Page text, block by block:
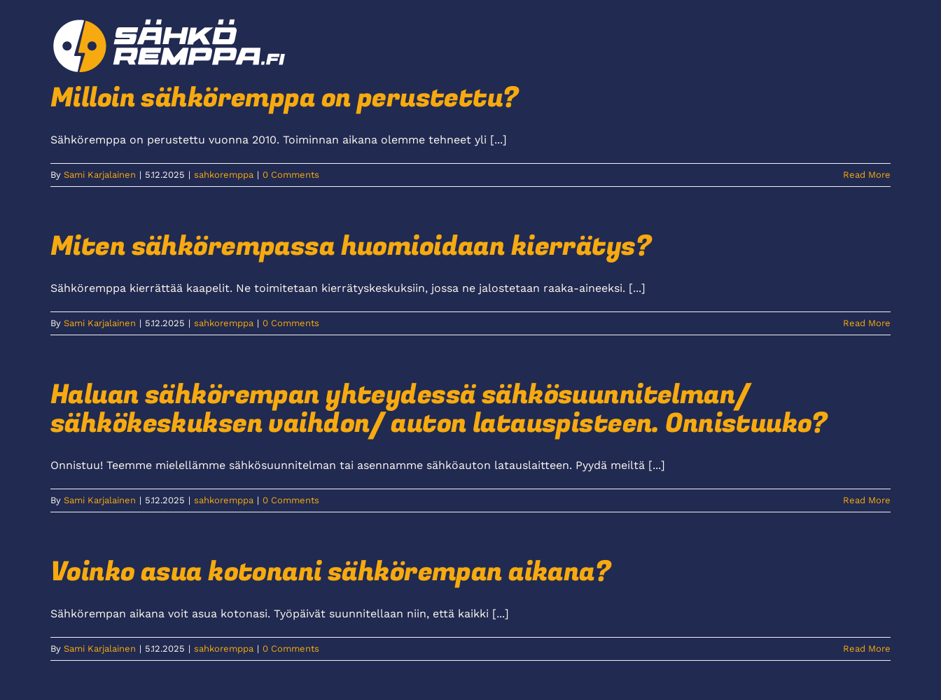
Milloin sähköremppa on perustettu?
Sähköremppa on perustettu vuonna 2010. Toiminnan aikana olemme tehneet yli [...]
By Sami Karjalainen | 5.12.2025 | sahkoremppa | 0 Comments Read More
Miten sähkörempassa huomioidaan kierrätys?
Sähköremppa kierrättää kaapelit. Ne toimitetaan kierrätyskeskuksiin, jossa ne jalostetaan raaka-aineeksi. [...]
By Sami Karjalainen | 5.12.2025 | sahkoremppa | 0 Comments Read More
Haluan sähkörempan yhteydessä sähkösuunnitelman/
sähkökeskuksen vaihdon/ auton latauspisteen. Onnistuuko?
Onnistuu! Teemme mielellämme sähkösuunnitelman tai asennamme sähköauton latauslaitteen. Pyydä meiltä [...]
By Sami Karjalainen | 5.12.2025 | sahkoremppa | 0 Comments Read More
Voinko asua kotonani sähkörempan aikana?
Sähkörempan aikana voit asua kotonasi. Työpäivät suunnitellaan niin, että kaikki [...]
By Sami Karjalainen | 5.12.2025 | sahkoremppa | 0 Comments Read More